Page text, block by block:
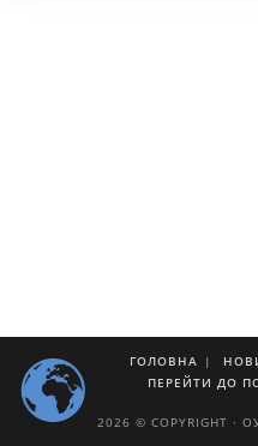
ГОЛОВНА
ПЕРЕЙТИ ДО
2026 © COPYRIGHT ·